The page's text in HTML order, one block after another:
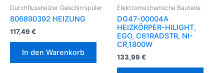
Durchflussheizer Geschirrspüler
806890392 HEIZUNG
117,49 €
In den Warenkorb
Elektromechanische Bauteile
DG47-00004A
HEIZKÖRPER-HILIGHT,
EGO, C61RADSTR, NI-
CR,1800W
133,99 €